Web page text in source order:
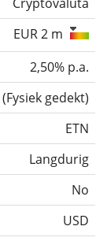
EUR 2 m
2,50% p.a.
(Fysiek gedekt)
ETN
Langdurig
No
USD